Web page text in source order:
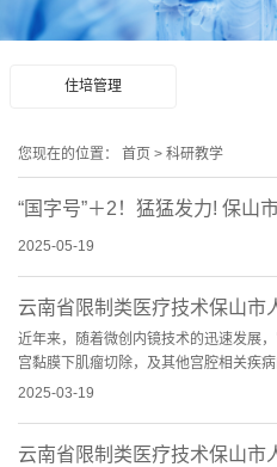
住培管理
您现在的位置： 首页 > 科研教学
2025-05-19
近年来，随着微创内镜技术的迅速发展
宫黏膜下肌瘤切除，及其他宫腔相关疾
得到越来越广泛的认可...
2025-03-19